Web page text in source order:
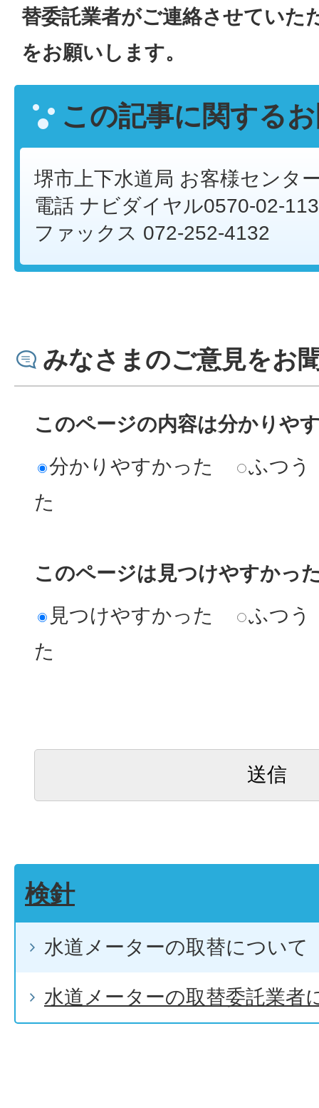
替委託業者がご連絡させていた
をお願いします。
この記事に関する
堺市上下水道局 お客様センタ
電話 ナビダイヤル0570-02-
ファックス 072-252-4132
みなさまのご意見をお
このページの内容は分かりや
分かりやすかった
ふつう
た
このページは見つけやすかっ
見つけやすかった
ふつう
た
検針
水道メーターの取替について
水道メーターの取替委託業者